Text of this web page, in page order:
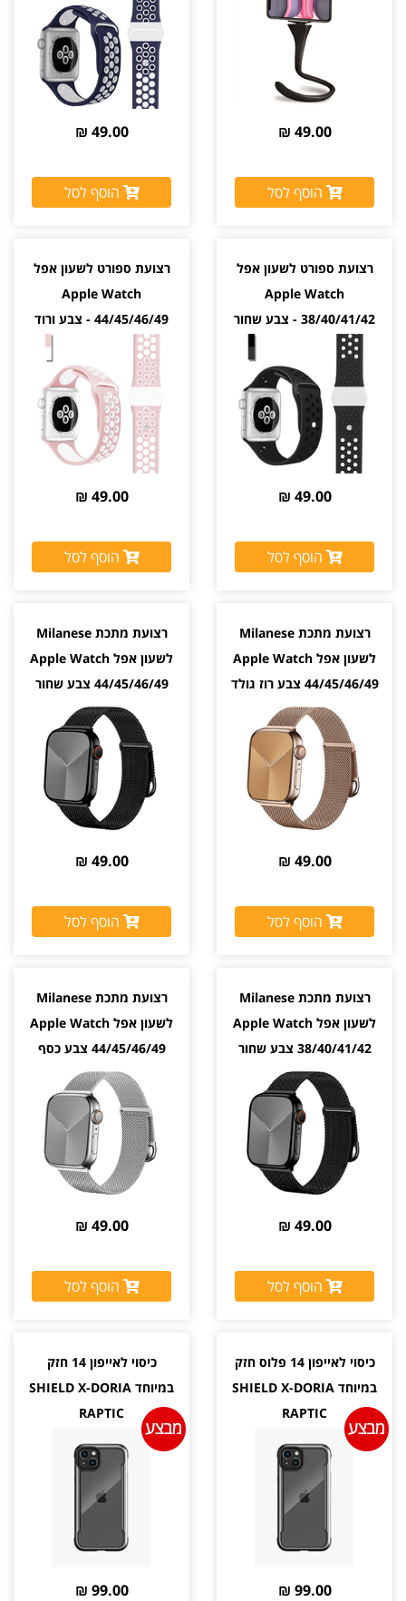
49.00 ₪
הוסף לסל
49.00 ₪
הוסף לסל
רצועת ספורט לשעון אפל
Apple Watch
38/40/41/42 - צבע שחור
49.00 ₪
הוסף לסל
רצועת ספורט לשעון אפל
Apple Watch
44/45/46/49 - צבע ורוד
49.00 ₪
הוסף לסל
רצועת מתכת Milanese
לשעון אפל Apple Watch
44/45/46/49 צבע רוז גולד
Rose Gold
49.00 ₪
הוסף לסל
רצועת מתכת Milanese
לשעון אפל Apple Watch
44/45/46/49 צבע שחור
Black
49.00 ₪
הוסף לסל
רצועת מתכת Milanese
לשעון אפל Apple Watch
38/40/41/42 צבע שחור
Black
49.00 ₪
הוסף לסל
רצועת מתכת Milanese
לשעון אפל Apple Watch
44/45/46/49 צבע כסף
Silver
49.00 ₪
הוסף לסל
כיסוי לאייפון 14 פלוס חזק
במיוחד SHIELD X-DORIA
RAPTIC
99.00 ₪
כיסוי לאייפון 14 חזק
במיוחד SHIELD X-DORIA
RAPTIC
99.00 ₪